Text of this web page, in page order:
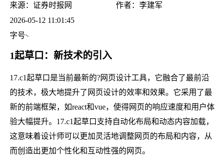
来源： 证券时报网 作者： 李建军
2026-05-12 11:01:45
字号
1起草口：新技术的引入
17.c1起草口是当前最新的?网页设计工具，它融合了最前沿
的技术，极大地提升了网页设计的效率和效果。它采用了最
新的前端框架，如react和vue，使得网页的响应速度和用户体
验大幅提升。17.c1起草口支持自动化布局和动态内容加载，
这意味着设计师可以更加灵活地调整网页的布局和内容，从
而创造出更加个性化和互动性强的网页。